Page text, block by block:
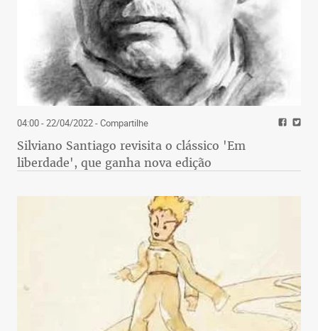
04:00 - 22/04/2022- Compartilhe
Silviano Santiago revisita o clássico 'Em
liberdade', que ganha nova edição